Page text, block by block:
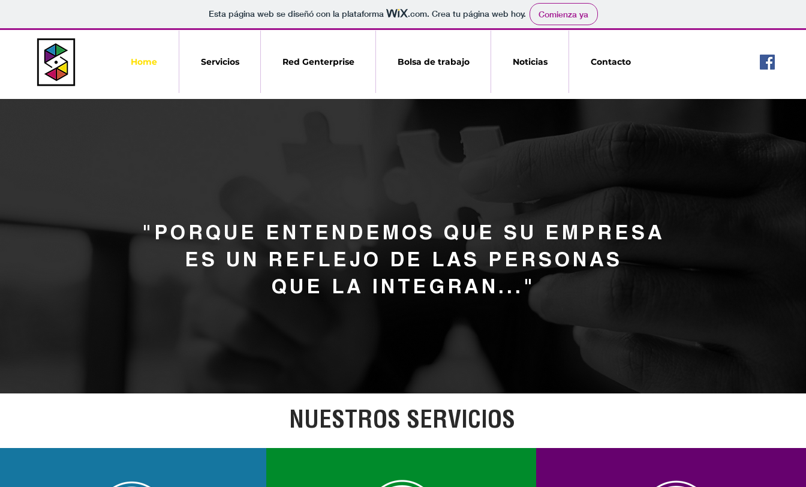
Esta página web se diseñó con la plataforma .com. Crea tu página web hoy. Comienza ya
Home Servicios Red Genterprise Bolsa de trabajo Noticias Contacto
"PORQUE ENTENDEMOS QUE SU EMPRESA
ES UN REFLEJO DE LAS PERSONAS
QUE LA INTEGRAN..."
NUESTROS SERVICIOS